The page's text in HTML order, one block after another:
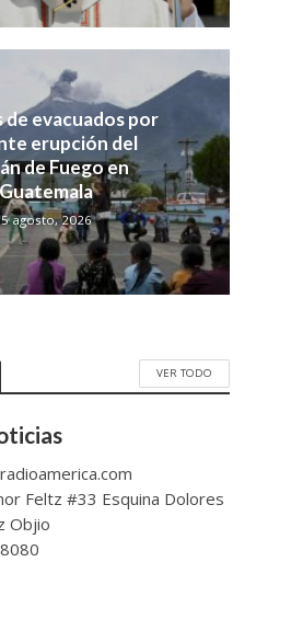
de evacuados por
erupción del
de Fuego en
Guatemala
5 agosto, 2026
VER TODO
Feltz #33 Esquina Dolores
Objio